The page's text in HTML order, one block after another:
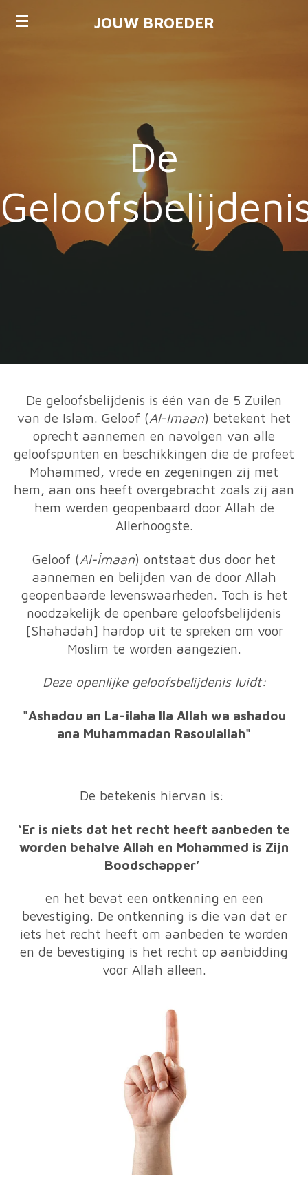
Ga
JOUW BROEDER
De
De geloofsbelijdenis is één van de 5 Zuilen
van de Islam. Geloof (Al-Imaan) betekent het
oprecht aannemen en navolgen van alle
geloofspunten en beschikkingen die de profeet
Mohammed, vrede en zegeningen zij met
hem, aan ons heeft overgebracht zoals zij aan
hem werden geopenbaard door Allah de
Allerhoogste.
Geloof (Al-Îmaan) ontstaat dus door het
aannemen en belijden van de door Allah
geopenbaarde levenswaarheden. Toch is het
noodzakelijk de openbare geloofsbelijdenis
[Shahadah] hardop uit te spreken om voor
Moslim te worden aangezien.
Deze openlijke geloofsbelijdenis luidt:
"Ashadou an La-ilaha Ila Allah wa ashadou
ana Muhammadan Rasoulallah"
De betekenis hiervan is:
‘Er is niets dat het recht heeft aanbeden te
worden behalve Allah en Mohammed is Zijn
Boodschapper’
en het bevat een ontkenning en een
bevestiging. De ontkenning is die van dat er
iets het recht heeft om aanbeden te worden
en de bevestiging is het recht op aanbidding
voor Allah alleen.